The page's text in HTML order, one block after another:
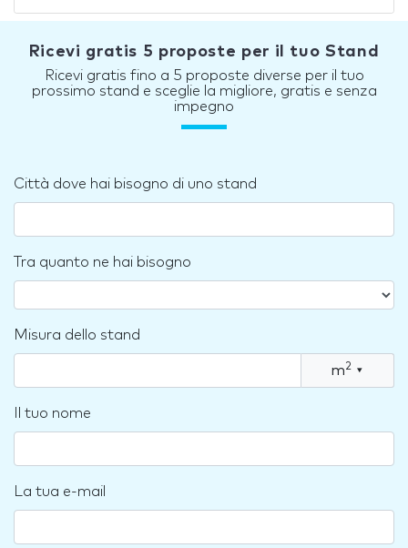
Ricevi gratis 5 proposte per il tuo Stand
Ricevi gratis fino a 5 proposte diverse per il tuo
prossimo stand e sceglie la migliore, gratis e senza
impegno
Città dove hai bisogno di uno stand
Tra quanto ne hai bisogno
Misura dello stand
m2 ▾
Il tuo nome
La tua e-mail